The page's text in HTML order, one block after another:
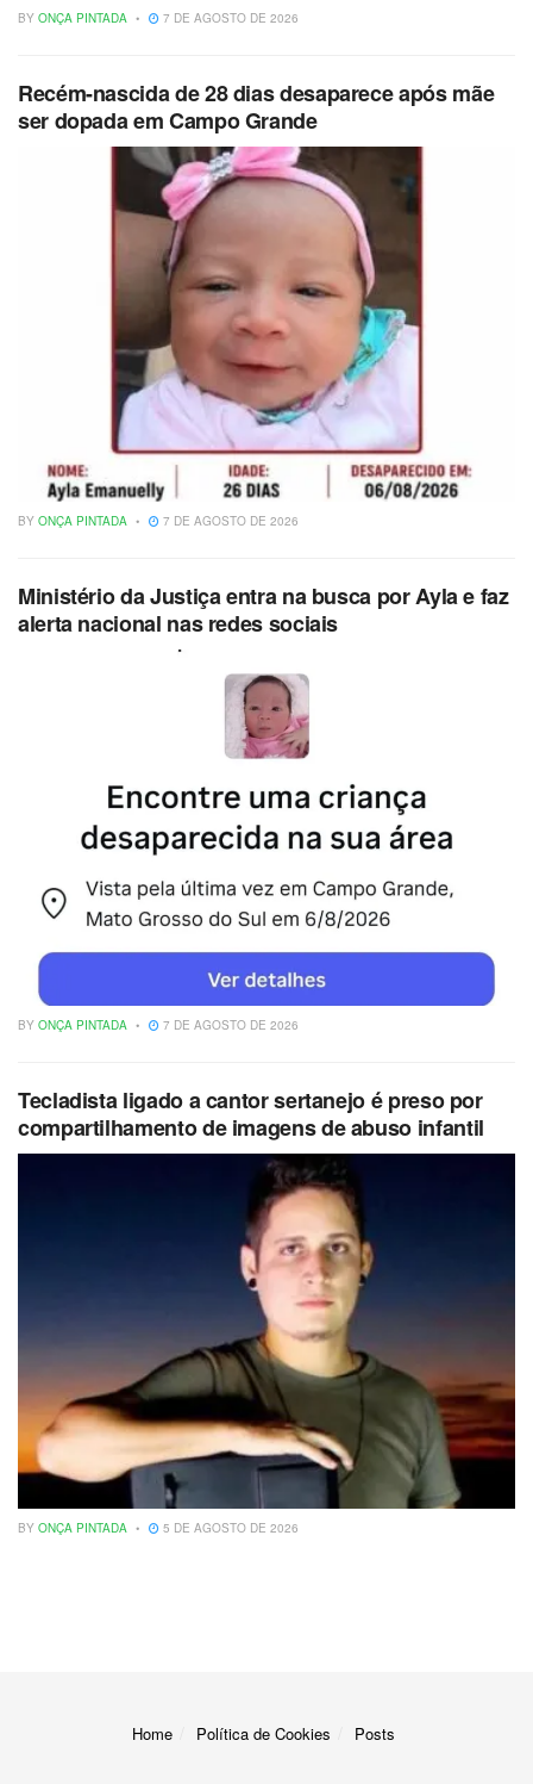
BY ONÇA PINTADA 7 DE AGOSTO DE 2026
Recém-nascida de 28 dias desaparece após mãe
ser dopada em Campo Grande
BY ONÇA PINTADA 7 DE AGOSTO DE 2026
Ministério da Justiça entra na busca por Ayla e faz
alerta nacional nas redes sociais
BY ONÇA PINTADA 7 DE AGOSTO DE 2026
Tecladista ligado a cantor sertanejo é preso por
compartilhamento de imagens de abuso infantil
BY ONÇA PINTADA 5 DE AGOSTO DE 2026
Home Política de Cookies Posts